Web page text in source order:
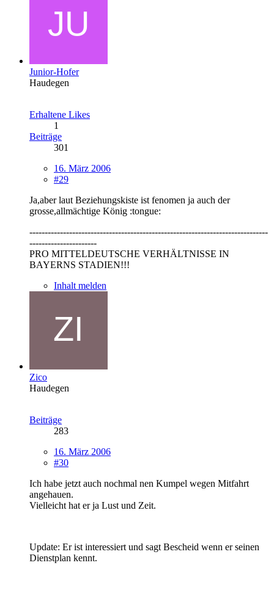
Junior-Hofer
Haudegen
Erhaltene Likes
1
Beiträge
301
16. März 2006
#29
Ja,aber laut Beziehungskiste ist fenomen ja auch der
grosse,allmächtige König :tongue:
------------------------------------------------------------------------------
----------------------
PRO MITTELDEUTSCHE VERHÄLTNISSE IN
BAYERNS STADIEN!!!
Inhalt melden
Zico
Haudegen
Beiträge
283
16. März 2006
#30
Ich habe jetzt auch nochmal nen Kumpel wegen Mitfahrt
angehauen.
Vielleicht hat er ja Lust und Zeit.
Update: Er ist interessiert und sagt Bescheid wenn er seinen
Dienstplan kennt.